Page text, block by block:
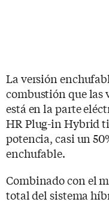
La versión
combustión que las
está en la parte
HR Plug-in Hybrid
potencia, casi un
enchufable.
Combinado con el
total del sistema